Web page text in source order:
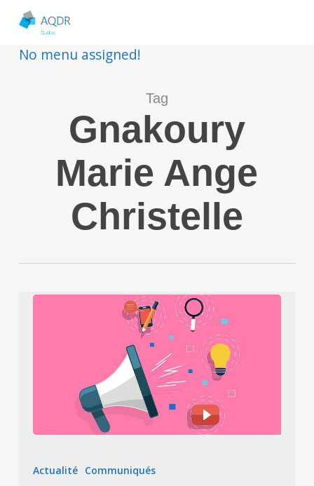
No menu assigned!
Tag
Gnakoury
Marie Ange
Christelle
de
Actualité Communiqués